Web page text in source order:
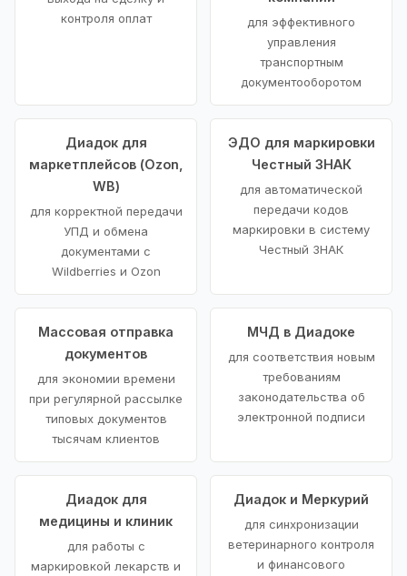
контроля оплат
для эффективного
управления
транспортным
документооборотом
Диадок для
маркетплейсов (Ozon,
WB)
для корректной передачи
УПД и обмена
документами с
Wildberries и Ozon
ЭДО для маркировки
Честный ЗНАК
для автоматической
передачи кодов
маркировки в систему
Честный ЗНАК
Массовая отправка
документов
для экономии времени
при регулярной рассылке
типовых документов
тысячам клиентов
МЧД в Диадоке
для соответствия новым
требованиям
законодательства об
электронной подписи
Диадок для
медицины и клиник
для работы с
маркировкой лекарств и
Диадок и Меркурий
для синхронизации
ветеринарного контроля
и финансового